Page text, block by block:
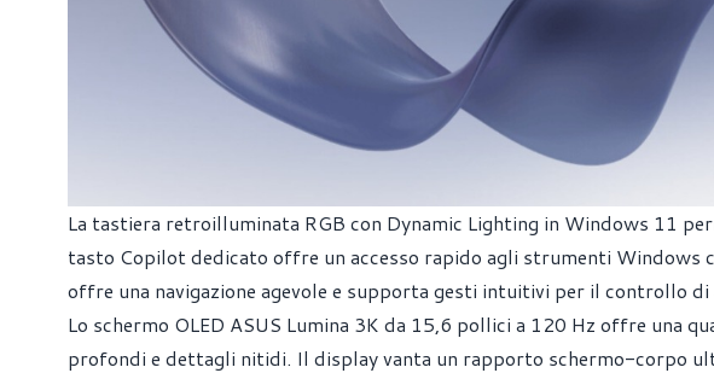
La tastiera retroilluminata RGB con Dynamic Lighting in Windows 11
tasto Copilot dedicato offre un accesso rapido agli strumenti Windows
offre una navigazione agevole e supporta gesti intuitivi per il controllo
Lo schermo OLED ASUS Lumina 3K da 15,6 pollici a 120 Hz offre una
profondi e dettagli nitidi. Il display vanta un rapporto schermo-corpo